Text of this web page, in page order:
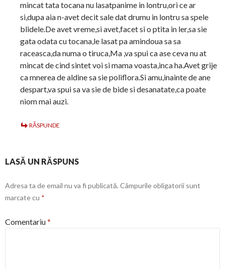
mincat tata tocana nu lasatpanime in lontru,ori ce ar
si,dupa aia n-avet decit sale dat drumu in lontru sa spele
blidele.De avet vreme,si avet,facet si o ptita in ler,sa sie
gata odata cu tocana,le lasat pa amindoua sa sa
raceasca,da numa o tiruca,Ma ,va spui ca ase ceva nu at
mincat de cind sintet voi si mama voasta,inca ha.Avet grije
ca mnerea de aldine sa sie poliflora.Si amu,inainte de ane
despart,va spui sa va sie de bide si desanatate,ca poate
niom mai auzi.
RĂSPUNDE
LASĂ UN RĂSPUNS
Adresa ta de email nu va fi publicată. Câmpurile obligatorii sunt
marcate cu *
Comentariu*